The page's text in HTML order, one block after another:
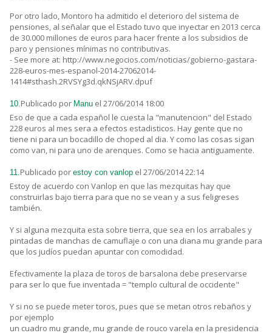
Por otro lado, Montoro ha admitido el deterioro del sistema de
pensiones, al señalar que el Estado tuvo que inyectar en 2013 cerca
de 30.000 millones de euros para hacer frente a los subsidios de
paro y pensiones mínimas no contributivas.
- See more at: http://www.negocios.com/noticias/gobierno-gastara-
228-euros-mes-espanol-2014-27062014-
1414#sthash.2RVSYg3d.qkNSjARV.dpuf
10. Publicado por Manu el 27/06/2014 18:00
Eso de que a cada español le cuesta la "manutencion" del Estado
228 euros al mes sera a efectos estadisticos. Hay gente que no
tiene ni para un bocadillo de choped al dia. Y como las cosas sigan
como van, ni para uno de arenques. Como se hacia antiguamente.
11. Publicado por estoy con vanlop el 27/06/2014 22:14
Estoy de acuerdo con Vanlop en que las mezquitas hay que
construirlas bajo tierra para que no se vean y a sus feligreses
también.
Y si alguna mezquita esta sobre tierra, que sea en los arrabales y
pintadas de manchas de camuflaje o con una diana mu grande para
que los judíos puedan apuntar con comodidad.
Efectivamente la plaza de toros de barsalona debe preservarse
para ser lo que fue inventada = "templo cultural de occidente"
Y si no se puede meter toros, pues que se metan otros rebaños y
por ejemplo
un cuadro mu grande, mu grande de rouco varela en la presidencia